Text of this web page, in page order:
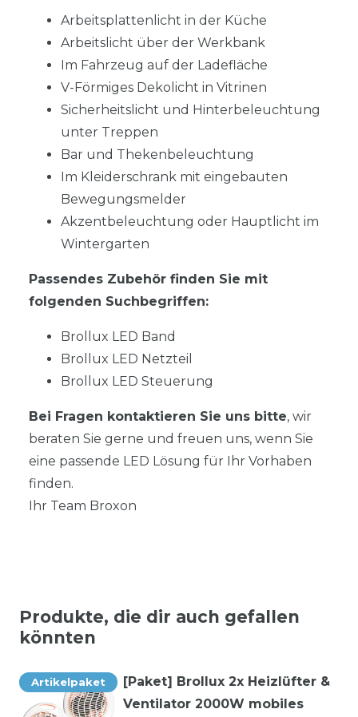
Arbeitsplattenlicht in der Küche
Arbeitslicht über der Werkbank
Im Fahrzeug auf der Ladefläche
V-Förmiges Dekolicht in Vitrinen
Sicherheitslicht und Hinterbeleuchtung
unter Treppen
Bar und Thekenbeleuchtung
Im Kleiderschrank mit eingebauten
Bewegungsmelder
Akzentbeleuchtung oder Hauptlicht im
Wintergarten
Passendes Zubehör finden Sie mit
folgenden Suchbegriffen:
Brollux LED Band
Brollux LED Netzteil
Brollux LED Steuerung
Bei Fragen kontaktieren Sie uns bitte, wir
beraten Sie gerne und freuen uns, wenn Sie
eine passende LED Lösung für Ihr Vorhaben
finden.
Ihr Team Broxon
Produkte, die dir auch gefallen
könnten
Artikelpaket
[Paket] Brollux 2x Heizlüfter &
Ventilator 2000W mobiles